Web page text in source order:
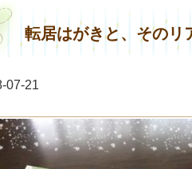
転居はがきと、そのリ
07-21